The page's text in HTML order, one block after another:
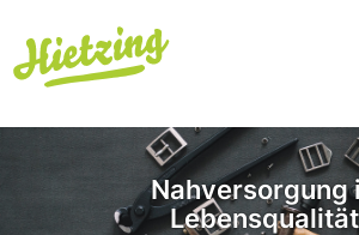
Nahversorgung